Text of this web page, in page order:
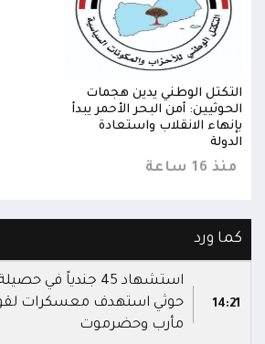
التكتل الوطني يدين هجمات
الحوثيين: أمن البحر الأحمر يبدأ
بإنهاء الانقلاب واستعادة
الدولة
منذ 16 ساعة
كما ورد
14:21
استشهاد 45 جندياً
حوثي استهدف معسكرات
مأرب وحضرموت